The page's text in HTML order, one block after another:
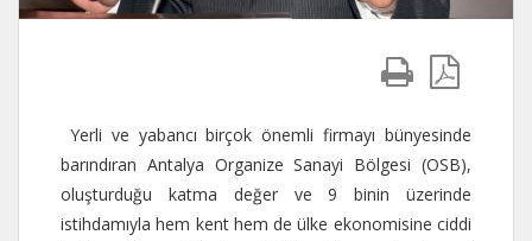
Yerli ve yabancı birçok önemli firmayı bünyesinde
barındıran Antalya Organize Sanayi Bölgesi (OSB),
oluşturduğu katma değer ve 9 binin üzerinde
istihdamıyla hem kent hem de ülke ekonomisine ciddi